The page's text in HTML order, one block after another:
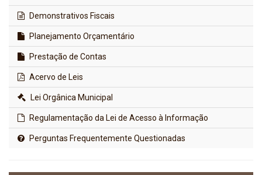
Demonstrativos Fiscais
Planejamento Orçamentário
Prestação de Contas
Acervo de Leis
Lei Orgânica Municipal
Regulamentação da Lei de Acesso à Informação
Perguntas Frequentemente Questionadas